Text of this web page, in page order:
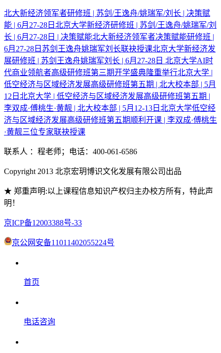
北大新经济领军者研修班 | 苏剑/王逸舟/姚瑞军/刘长 | 决策赋
能 | 6月27-28日 北京大学新经济研修班 | 苏剑/王逸舟/姚瑞军/刘
长 | 6月27-28日 | 决策赋能北大新经济领军者决策赋能研修班 |
6月27-28日苏剑王逸舟姚瑞军刘长联袂授课北京大学新经济发
展研修班 | 苏剑王逸舟姚瑞军刘长 | 6月27-28日 北京大学AI时
代商业领航者高级研修班第三期开学盛典隆重举行北京大学 |
低空经济与区域经济发展高级研修班第五期 | 北大校本部 | 5月
12日 北京大学 | 低空经济与区域经济发展高级研修班第五期 |
李双成·傅桃生·黄靓 | 北大校本部 | 5月12-13日 北京大学低空经
济与区域经济发展高级研修班第五期顺利开课 | 李双成·傅桃生
·黄靓三位专家联袂授课
联系人 ：程老师；电话：400-061-6586
Copyright 2013 北京宏玥博识文化发展有限公司出品
★ 郑重声明:以上课程信息知识产权归主办校方所有，特此声
明！
京ICP备12003388号-33
京公网安备11011402055224号
首页
电话咨询